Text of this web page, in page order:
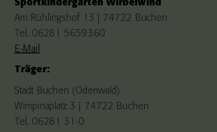
Sportkindergarten Wirbelwind
Am Rühlingshof 13 | 74722 Buchen
Tel. 06281 5659360
E-Mail
Träger:
Stadt Buchen (Odenwald)
Wimpinaplatz 3 | 74722 Buchen
Tel. 06281 31-0